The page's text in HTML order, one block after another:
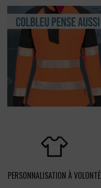
PERSONNALISATION À VOLONTÉ